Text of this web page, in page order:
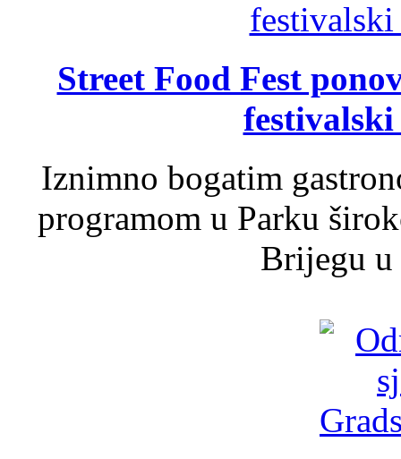
Street Food Fest
Iznimno bogatim
programom u Parku
Brijegu u